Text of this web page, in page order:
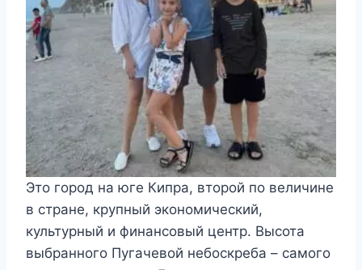
Это город на юге Кипра, второй по величине
в стране, крупный экономический,
культурный и финансовый центр. Высота
выбранного Пугачевой небоскреба – самого